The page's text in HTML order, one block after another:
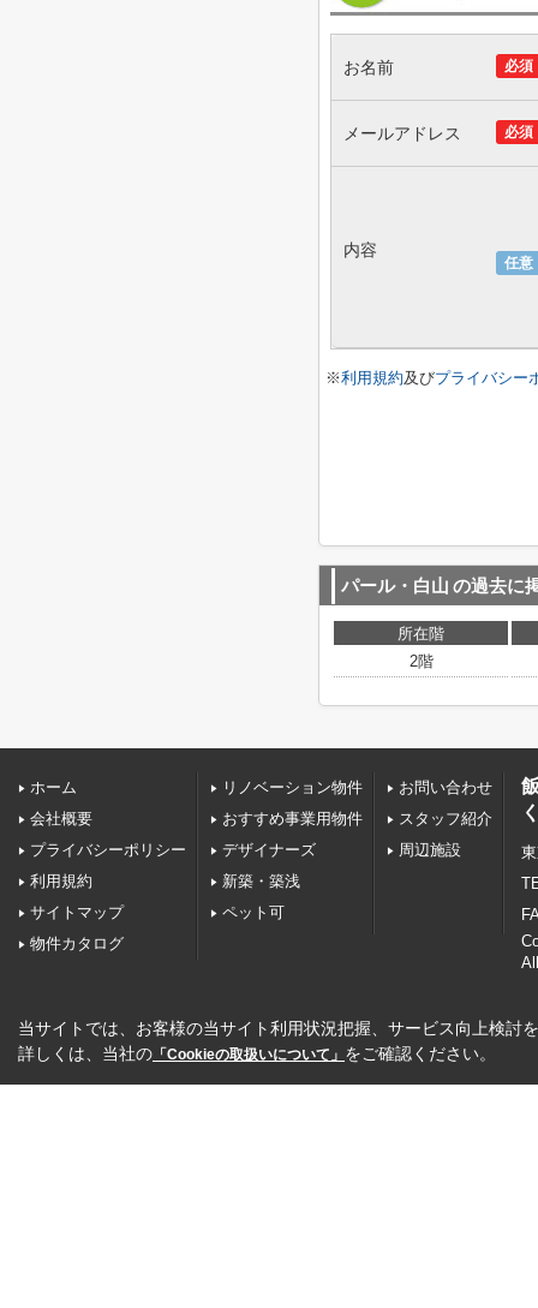
必須
お名前
必須
メールアドレス
任意
内容
※利用規約及びプライバシー
パール・白山 の過去に
所在階
2階
ホーム
会社概要
プライバシーポリシー
利用規約
サイトマップ
物件カタログ
リノベーション物件
おすすめ事業用物件
デザイナーズ
新築・築浅
ペット可
お問い合わせ
スタッフ紹介
周辺施設
当サイトでは、お客様の当サイト利用状況把握、サービス向上検討
詳しくは、当社の 「Cookieの取扱いについて」 をご確認ください。